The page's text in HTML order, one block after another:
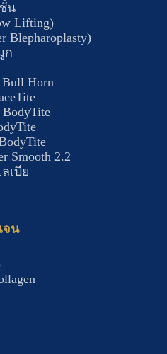
น
Lifting)
ก
Horn
Smooth 2.2
เบีย
จน